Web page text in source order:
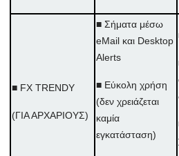
■ FX TRENDY
(ΓΙΑ ΑΡΧΑΡΙΟΥΣ)
■ Σήματα μέσω
eMail και Desktop
Alerts
■ Εύκολη χρήση
(δεν χρειάζεται
καμία
εγκατάσταση)